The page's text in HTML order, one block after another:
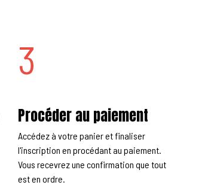
3
Procéder au paiement
Accédez à votre panier et finaliser
l'inscription en procédant au paiement.
Vous recevrez une confirmation que tout
est en ordre.